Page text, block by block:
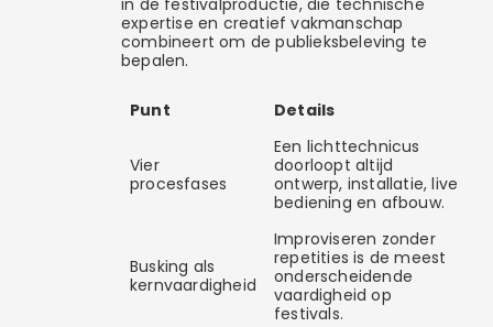
in de festivalproductie, die technische
expertise en creatief vakmanschap
combineert om de publieksbeleving te
bepalen.
Punt Details
Vier
procesfases
Een lichttechnicus
doorloopt altijd
ontwerp, installatie, live
bediening en afbouw.
Busking als
kernvaardigheid
Improviseren zonder
repetities is de meest
onderscheidende
vaardigheid op
festivals.